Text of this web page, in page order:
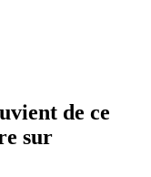
de ce
sur